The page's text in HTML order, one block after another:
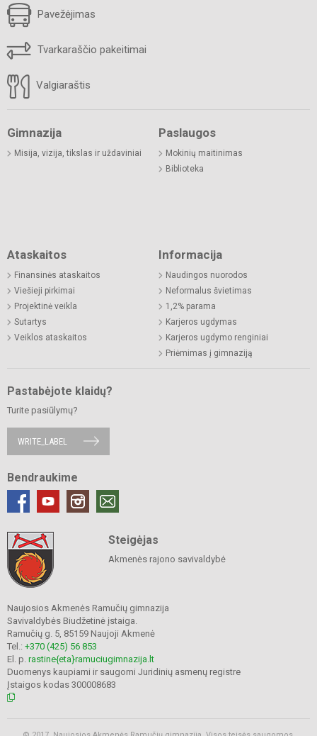
Pavežėjimas
Tvarkaraščio pakeitimai
Valgiaraštis
Gimnazija
Misija, vizija, tikslas ir uždaviniai
Paslaugos
Mokinių maitinimas
Biblioteka
Ataskaitos
Finansinės ataskaitos
Viešieji pirkimai
Projektinė veikla
Sutartys
Veiklos ataskaitos
Informacija
Naudingos nuorodos
Neformalus švietimas
1,2% parama
Karjeros ugdymas
Karjeros ugdymo renginiai
Priėmimas į gimnaziją
Pastabėjote klaidų?
Turite pasiūlymų?
WRITE_LABEL
Bendraukime
Steigėjas
Akmenės rajono savivaldybė
Naujosios Akmenės Ramučių gimnazija
Savivaldybės Biudžetinė įstaiga.
Ramučių g. 5, 85159 Naujoji Akmenė
Tel.: +370 (425) 56 853
El. p. rastine{eta}ramuciugimnazija.lt
Duomenys kaupiami ir saugomi Juridinių asmenų registre
Įstaigos kodas 300008683